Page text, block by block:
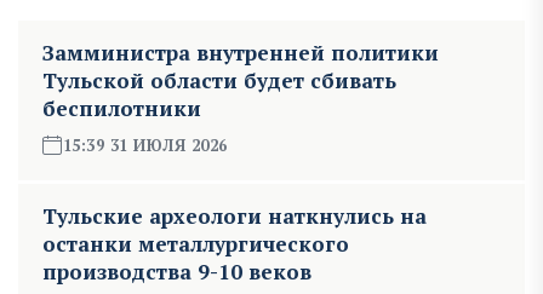
Замминистра внутренней политики
Тульской области будет сбивать
беспилотники
15:39 31 ИЮЛЯ 2026
Тульские археологи наткнулись на
останки металлургического
производства 9-10 веков